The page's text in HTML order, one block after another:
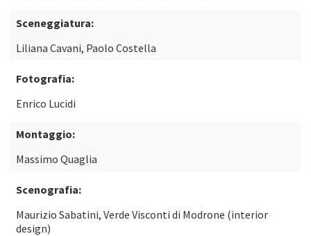
Sceneggiatura:
Liliana Cavani, Paolo Costella
Fotografia:
Enrico Lucidi
Montaggio:
Massimo Quaglia
Scenografia:
Maurizio Sabatini, Verde Visconti di Modrone (interior
design)